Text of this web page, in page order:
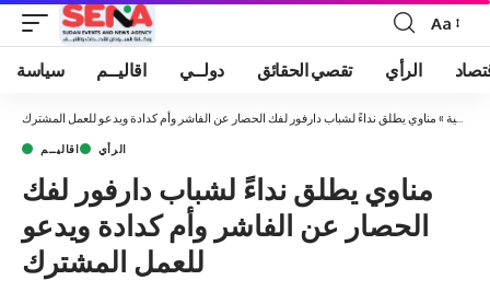
Font
Resizer
Aa
سياسة اقاليــم دولــي تقصي الحقائق الرأي
» مناوي يطلق نداءً لشباب دارفور لفك الحصار عن الفاشر وأم كدادة ويدعو للعمل المشترك
اقاليــم الرأي
مناوي يطلق نداءً لشباب دارفور لفك
الحصار عن الفاشر وأم كدادة ويدعو
للعمل المشترك